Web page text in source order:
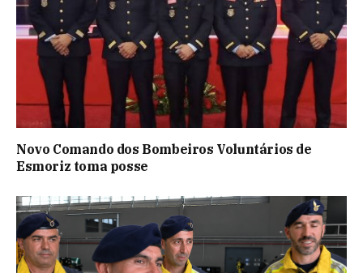
Novo Comando dos Bombeiros Voluntários de
Esmoriz toma posse